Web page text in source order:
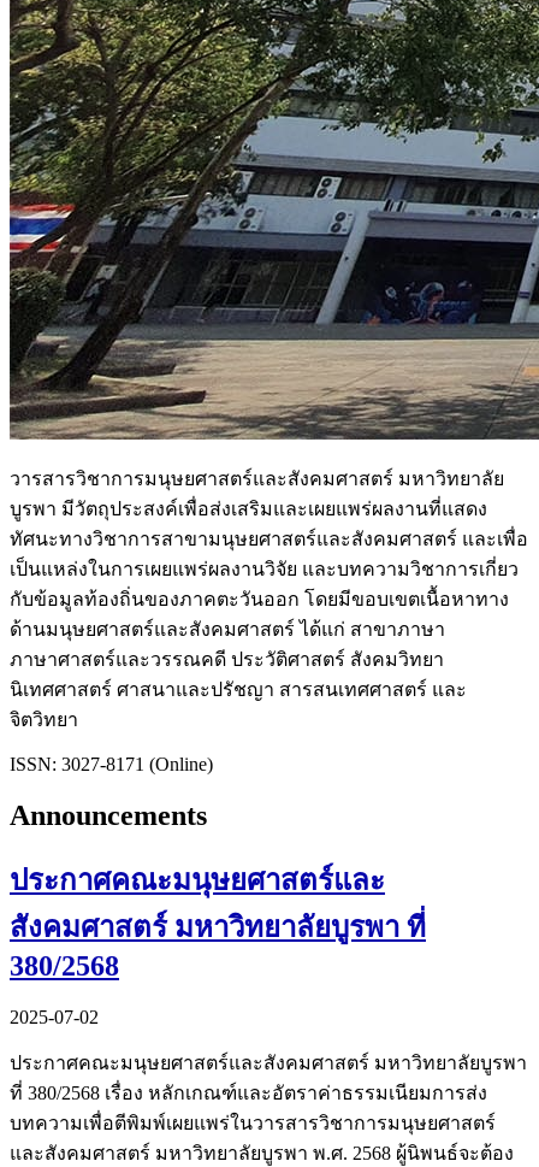
วารสารวิชาการมนุษยศาสตร์และสังคมศาสตร์ มหาวิทยาลัย
บูรพา มีวัตถุประสงค์เพื่อส่งเสริมและเผยแพร่ผลงานที่แสดง
ทัศนะทางวิชาการสาขามนุษยศาสตร์และสังคมศาสตร์ และเพื่อ
เป็นแหล่งในการเผยแพร่ผลงานวิจัย และบทความวิชาการเกี่ยว
กับข้อมูลท้องถิ่นของภาคตะวันออก โดยมีขอบเขตเนื้อหาทาง
ด้านมนุษยศาสตร์และสังคมศาสตร์ ได้แก่ สาขาภาษา
ภาษาศาสตร์และวรรณคดี ประวัติศาสตร์ สังคมวิทยา
นิเทศศาสตร์ ศาสนาและปรัชญา สารสนเทศศาสตร์ และ
จิตวิทยา
ISSN: 3027-8171 (Online)
Announcements
ประกาศคณะมนุษยศาสตร์และ
สังคมศาสตร์ มหาวิทยาลัยบูรพา ที่
380/2568
2025-07-02
ประกาศคณะมนุษยศาสตร์และสังคมศาสตร์ มหาวิทยาลัยบูรพา
ที่ 380/2568 เรื่อง หลักเกณฑ์และอัตราค่าธรรมเนียมการส่ง
บทความเพื่อตีพิมพ์เผยแพร่ในวารสารวิชาการมนุษยศาสตร์
และสังคมศาสตร์ มหาวิทยาลัยบูรพา พ.ศ. 2568 ผู้นิพนธ์จะต้อง